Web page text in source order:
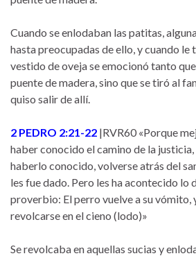
Cuando se enlodaban las patitas,
hasta preocupadas de ello, y cuando le
vestido de oveja se emocionó tanto
puente de madera, sino que se tiró al
quiso salir de allí.
2 PEDRO 2:21-22 |RVR60 «Porque
haber conocido el camino de la justicia,
haberlo conocido, volverse atrás del
les fue dado. Pero les ha acontecido lo
proverbio: El perro vuelve a su vómito,
revolcarse en el cieno (lodo)»
Se revolcaba en aquellas sucias y